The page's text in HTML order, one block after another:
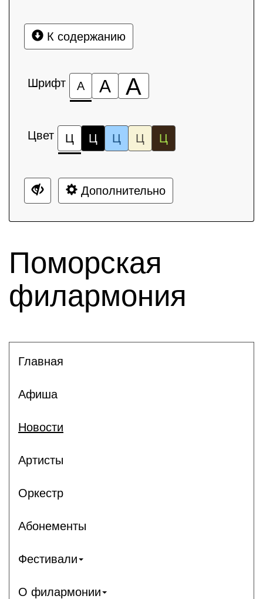
К содержанию
Шрифт А А А
Цвет Ц Ц Ц Ц Ц
Дополнительно
Поморская
филармония
Главная
Афиша
Новости
Артисты
Оркестр
Абонементы
Фестивали
О филармонии